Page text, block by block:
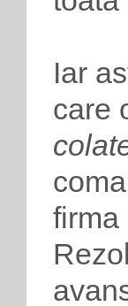
Iar
care
firma